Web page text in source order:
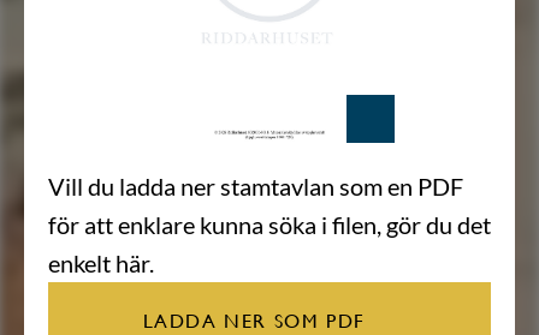
Vill du ladda ner stamtavlan som en PDF
för att enklare kunna söka i filen, gör du det
enkelt här.
LADDA NER SOM PDF